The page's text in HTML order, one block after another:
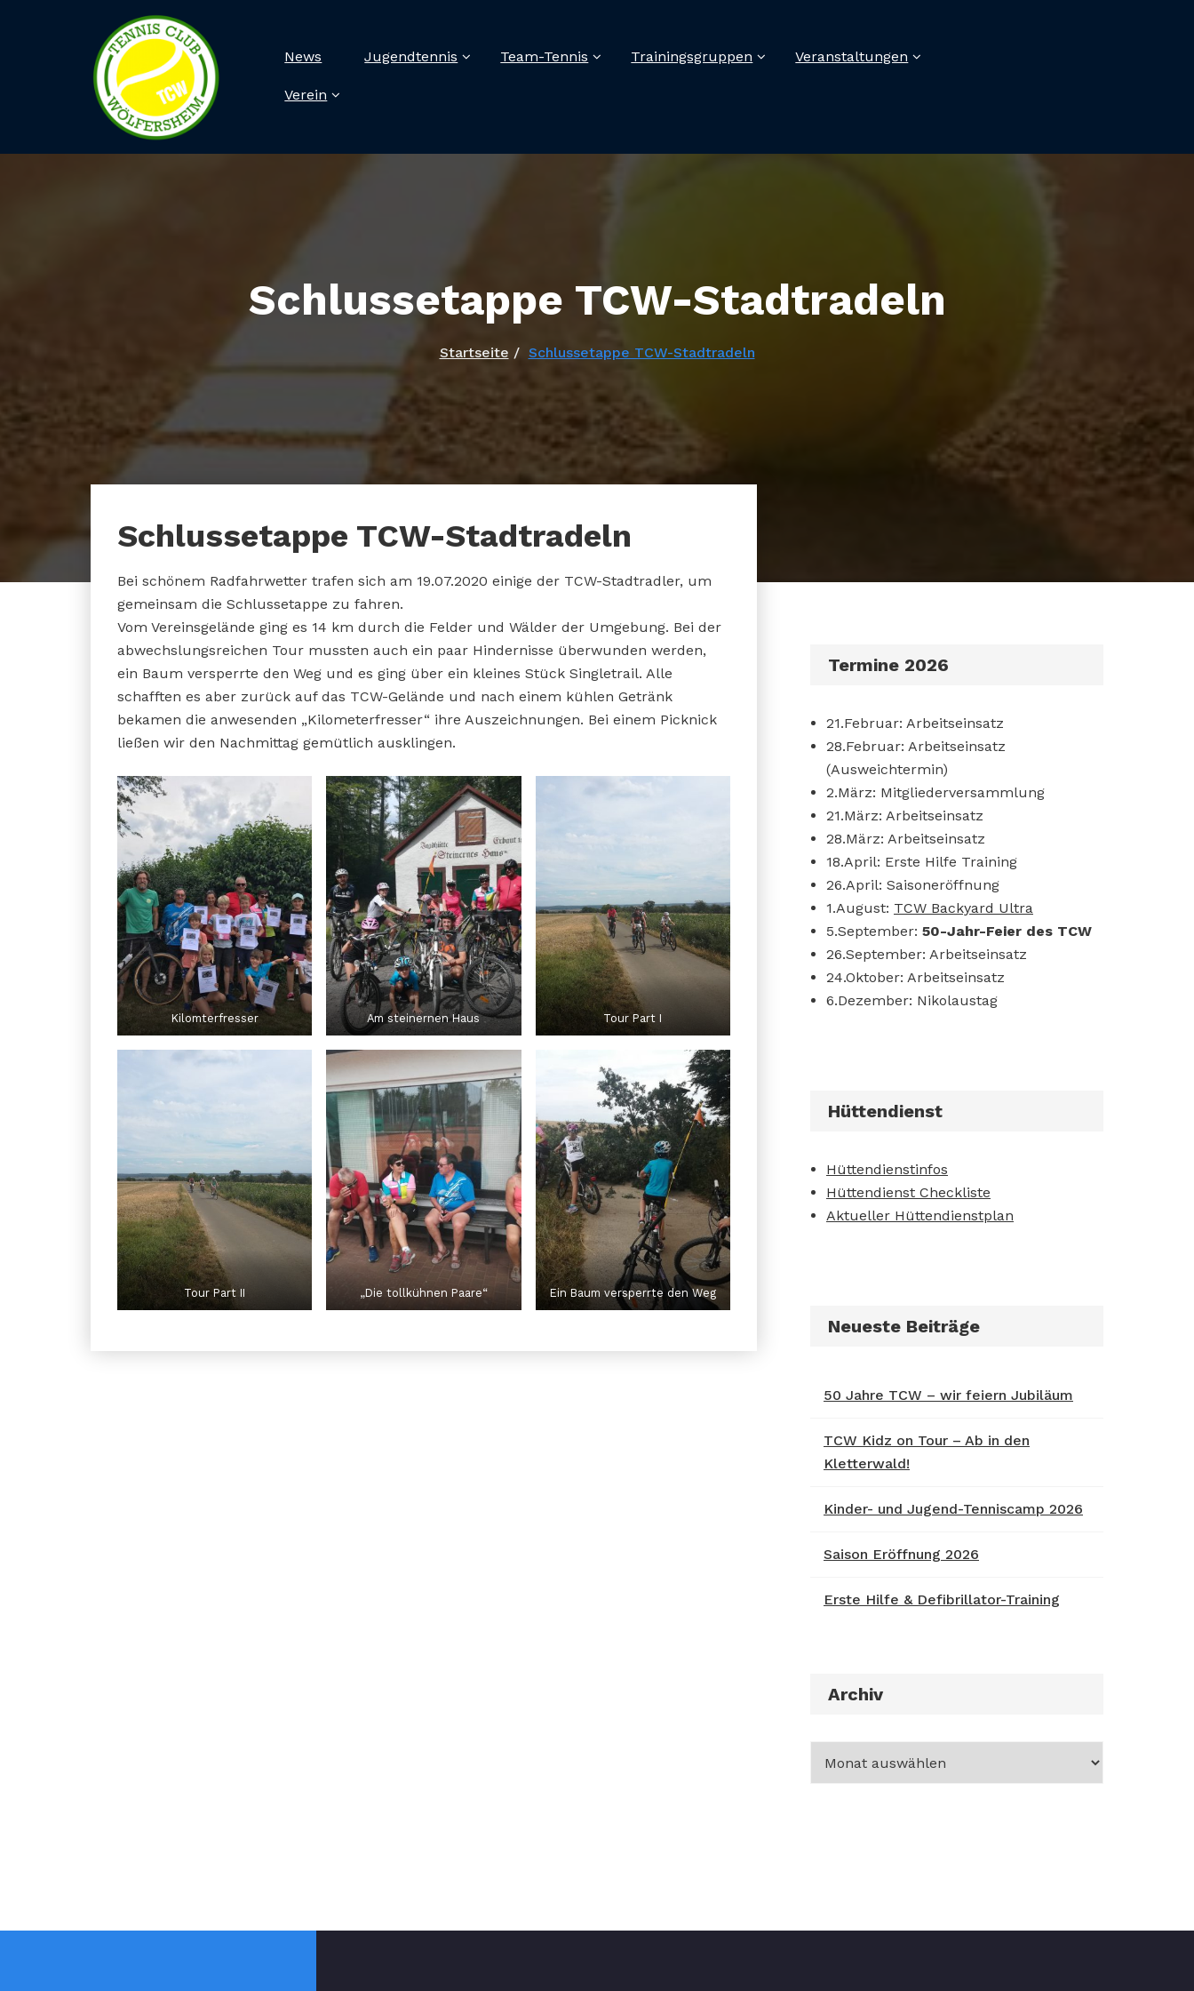
News Jugendtennis Team-Tennis Trainingsgruppen Veranstaltungen
Verein
Schlussetappe TCW-Stadtradeln
Startseite Schlussetappe TCW-Stadtradeln
Schlussetappe TCW-Stadtradeln
Bei schönem Radfahrwetter trafen sich am 19.07.2020 einige der TCW-Stadtradler, um
gemeinsam die Schlussetappe zu fahren.
Vom Vereinsgelände ging es 14 km durch die Felder und Wälder der Umgebung. Bei der
abwechslungsreichen Tour mussten auch ein paar Hindernisse überwunden werden,
ein Baum versperrte den Weg und es ging über ein kleines Stück Singletrail. Alle
schafften es aber zurück auf das TCW-Gelände und nach einem kühlen Getränk
bekamen die anwesenden „Kilometerfresser“ ihre Auszeichnungen. Bei einem Picknick
ließen wir den Nachmittag gemütlich ausklingen.
Kilomterfresser Am steinernen Haus Tour Part I
Tour Part II „Die tollkühnen Paare“ Ein Baum versperrte den Weg
Termine 2026
21.Februar: Arbeitseinsatz
28.Februar: Arbeitseinsatz
(Ausweichtermin)
2.März: Mitgliederversammlung
21.März: Arbeitseinsatz
28.März: Arbeitseinsatz
18.April: Erste Hilfe Training
26.April: Saisoneröffnung
1.August: TCW Backyard Ultra
5.September: 50-Jahr-Feier des TCW
26.September: Arbeitseinsatz
24.Oktober: Arbeitseinsatz
6.Dezember: Nikolaustag
Hüttendienst
Hüttendienstinfos
Hüttendienst Checkliste
Aktueller Hüttendienstplan
Neueste Beiträge
50 Jahre TCW – wir feiern Jubiläum
TCW Kidz on Tour – Ab in den
Kletterwald!
Kinder- und Jugend-Tenniscamp 2026
Saison Eröffnung 2026
Erste Hilfe & Defibrillator-Training
Archiv